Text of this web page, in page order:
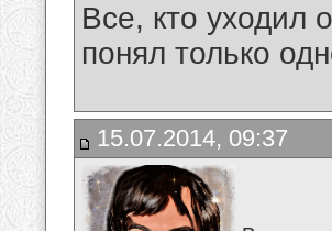
Все, кто уходил
понял только
15.07.2014, 09:37